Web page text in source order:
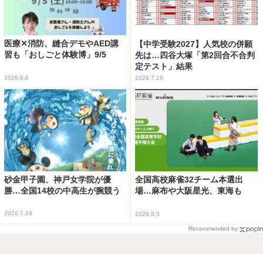
医療✕消防、縫合デモやAED講
習も「おしごと体験博」9/5
2026.8.6
【中学受験2027】人気校の併願
先は…四谷大塚「第2回合不合判
定テスト」結果
2026.7.16
砂金甲子園、神戸女学院が優
勝…全国14校の中高生が腕競う
2026.7.29
全国高校麻雀32チーム本選出
場…麻布や大阪星光、東海も
2026.8.5
Recommended by